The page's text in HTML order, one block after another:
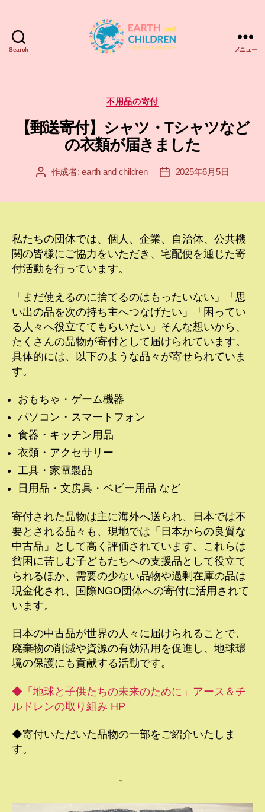
Search
＆
ル
ド
レ
EARTH
CHILDREN
メニュー
カ
ゴ
リ
ー
不用品の寄付
【郵送寄付】シャツ・Tシャツなど
の衣類が届きました
投 作成者:earth and children
投
2025年6月5日
私たちの団体では、個人、企業、自治体、公共機
関の皆様にご協力をいただき、宅配便を通じた寄
付活動を行っています。
「まだ使えるのに捨てるのはもったいない」「思
い出の品を次の持ち主へつなげたい」「困ってい
る人々へ役立ててもらいたい」そんな想いから、
たくさんの品物が寄付として届けられています。
具体的には、以下のような品々が寄せられていま
す。
おもちゃ・ゲーム機器
パソコン・スマートフォン
食器・キッチン用品
衣類・アクセサリー
工具・家電製品
日用品・文房具・ベビー用品 など
寄付された品物は主に海外へ送られ、日本では不
要とされる品々も、現地では「日本からの良質な
中古品」として高く評価されています。これらは
貧困に苦しむ子どもたちへの支援品として役立て
られるほか、需要の少ない品物や過剰在庫の品は
現金化され、国際NGO団体への寄付に活用されて
います。
日本の中古品が世界の人々に届けられることで、
廃棄物の削減や資源の有効活用を促進し、地球環
境の保護にも貢献する活動です。
◆「地球と子供たちの未来のために」アース＆チ
ルドレンの取り組み HP
◆寄付いただいた品物の一部をご紹介いたしま
す。
↓